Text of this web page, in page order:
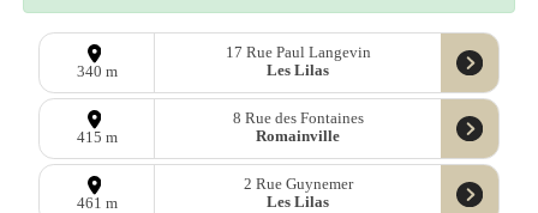
340 m
17 Rue Paul Langevin
Les Lilas
415 m
8 Rue des Fontaines
Romainville
461 m
2 Rue Guynemer
Les Lilas